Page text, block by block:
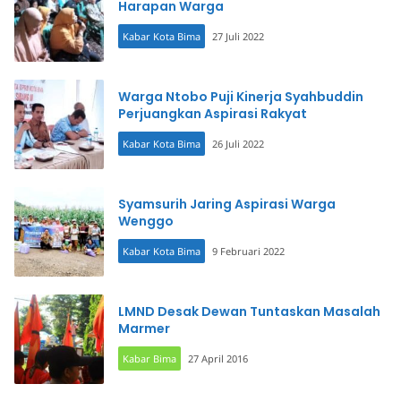
Harapan Warga
Kabar Kota Bima 27 Juli 2022
Warga Ntobo Puji Kinerja Syahbuddin
Perjuangkan Aspirasi Rakyat
Kabar Kota Bima 26 Juli 2022
Syamsurih Jaring Aspirasi Warga
Wenggo
Kabar Kota Bima 9 Februari 2022
LMND Desak Dewan Tuntaskan Masalah
Marmer
Kabar Bima 27 April 2016